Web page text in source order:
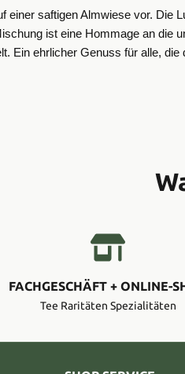
einer saftigen Almwiese vor.
ist eine Hommage an die
Ein ehrlicher Genuss für alle,
FACHGESCHÄFT + ONLINE-
Tee Raritäten Spezialitäten